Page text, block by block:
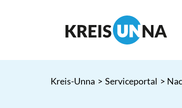
Kreis-Unna > Serviceportal >